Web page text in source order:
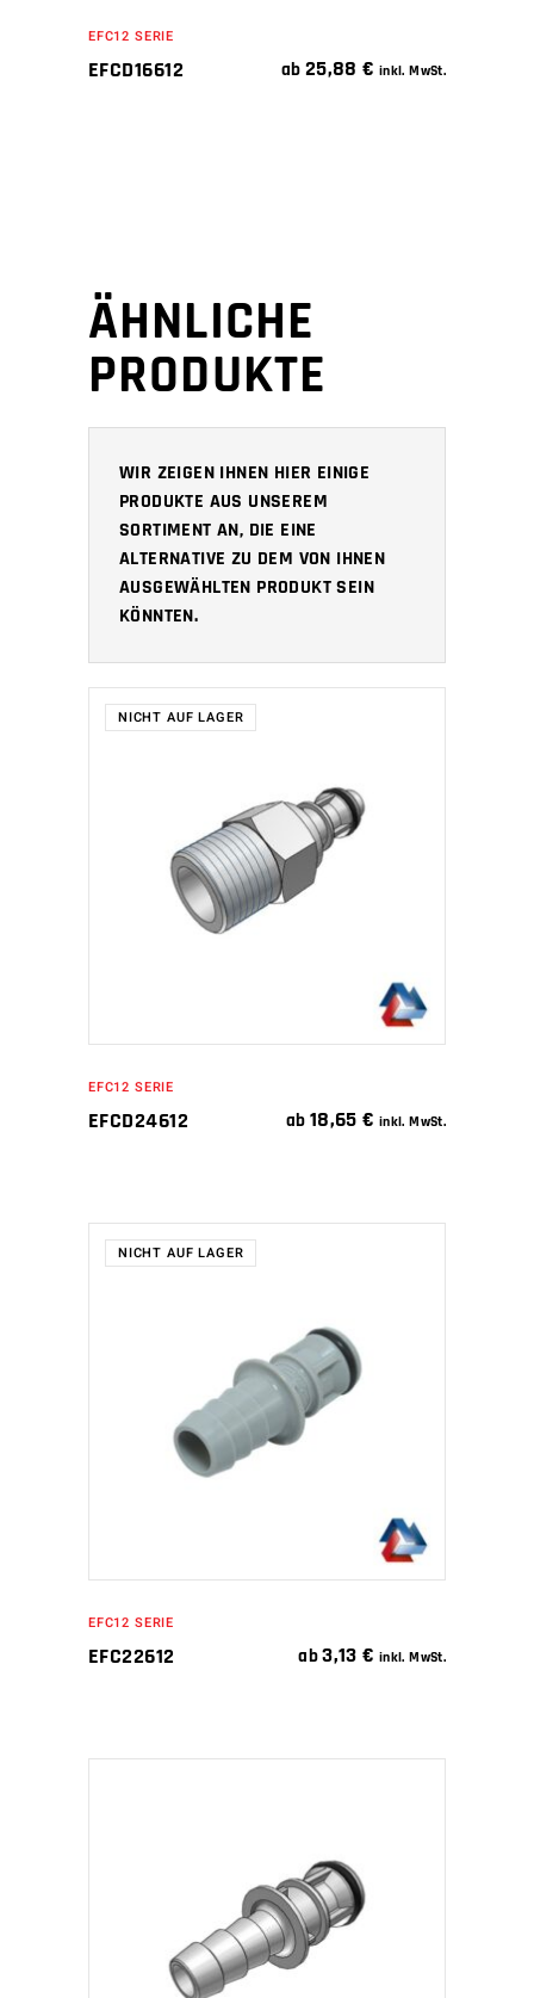
EFC12 SERIE
EFCD16612 ab 25,88€ inkl. MwSt.
ÄHNLICHE
PRODUKTE
WIR ZEIGEN IHNEN HIER EINIGE
PRODUKTE AUS UNSEREM
SORTIMENT AN, DIE EINE
ALTERNATIVE ZU DEM VON IHNEN
AUSGEWÄHLTEN PRODUKT SEIN
KÖNNTEN.
NICHT AUF LAGER
WEITERLESEN
EFC12 SERIE
EFCD24612 ab 18,65€ inkl. MwSt.
NICHT AUF LAGER
WEITERLESEN
EFC12 SERIE
EFC22612 ab3,13€ inkl. MwSt.
IN DEN WARENKORB